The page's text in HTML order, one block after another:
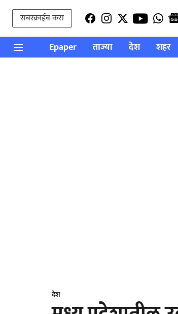
सबस्क्राईब करा
Epaper ताज्या देश शहर
देश